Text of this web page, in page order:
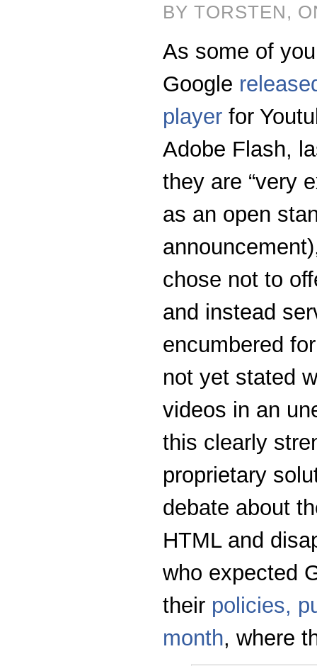
BY TORSTEN,
As some of
Google
player for
Adobe Flash,
they are “very
as an open
chose not to
and instead
encumbered
not yet stated
videos in an
this clearly
proprietary
debate about
HTML and
who expected
their policies,
month, where